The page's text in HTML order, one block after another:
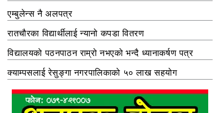
एम्बुलेन्स नै अलपत्र
रातचौरका विद्यार्थीलाई न्यानो कपडा वितरण
विद्यालयको पठनपाठन राम्रो नभएको भन्दै ध्यानाकर्षण पत्र
क्याम्पसलाई रेसुङ्गा नगरपालिकाको ५० लाख सहयोग